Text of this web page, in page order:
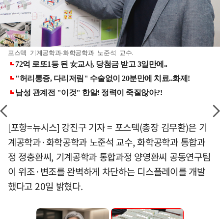
포스텍 기계공학과·화학공학과 노준석 교수.
[포항=뉴시스] 강진구 기자 = 포스텍(총장 김무환)은 기
계공학과·화학공학과 노준석 교수, 화학공학과 통합과
정 정충환씨, 기계공학과 통합과정 양영환씨 공동연구팀
이 위조·변조를 완벽하게 차단하는 디스플레이를 개발
했다고 20일 밝혔다.